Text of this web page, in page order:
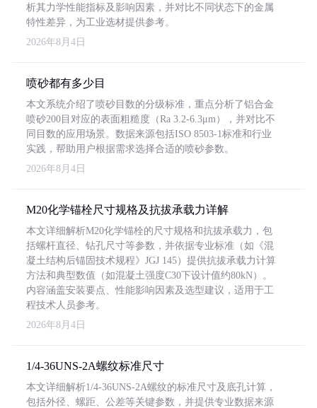
析其力学性能指标及影响因素，并对比不同状态下的金属
特性差异，为工业选材提供参考。
2026年8月4日
喷砂都有多少目
本文系统介绍了喷砂目数的分级标准，重点分析了铝合金
喷砂200目对应的表面粗糙度（Ra 3.2-6.3μm），并对比不
同目数的应用场景。数据来源包括ISO 8503-1标准和行业
实践，帮助用户根据需求选择合适的喷砂参数。
2026年8月4日
M20化学锚栓尺寸规格及抗拔承载力详解
本文详细解析M20化学锚栓的尺寸规格和抗拔承载力，包
括螺杆直径、钻孔尺寸等参数，并依据专业标准（如《混
凝土结构后锚固技术规程》JGJ 145）提供抗拔承载力计算
方法和典型数值（如混凝土强度C30下设计值约80kN）。
内容涵盖安装要点、性能影响因素及选型建议，适用于工
程技术人员参考。
2026年8月4日
1/4-36UNS-2A螺纹标准尺寸
本文详细解析1/4-36UNS-2A螺纹的标准尺寸及底孔计算，
包括外径、螺距、公差等关键参数，并提供专业数据来源